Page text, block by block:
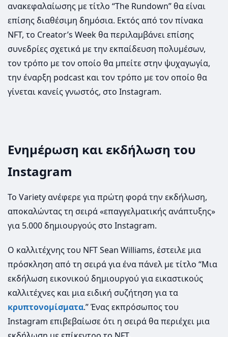
ανακεφαλαίωσης με τίτλο “The Rundown” θα είναι
επίσης διαθέσιμη δημόσια. Εκτός από τον πίνακα
NFT, το Creator’s Week θα περιλαμβάνει επίσης
συνεδρίες σχετικά με την εκπαίδευση πολυμέσων,
τον τρόπο με τον οποίο θα μπείτε στην ψυχαγωγία,
την έναρξη podcast και τον τρόπο με τον οποίο θα
γίνεται κανείς γνωστός, στο Instagram.
Ενημέρωση και εκδήλωση του
Instagram
Το Variety ανέφερε για πρώτη φορά την εκδήλωση,
αποκαλώντας τη σειρά «επαγγελματικής ανάπτυξης»
για 5.000 δημιουργούς στο Instagram.
Ο καλλιτέχνης του NFT Sean Williams, έστειλε μια
πρόσκληση από τη σειρά για ένα πάνελ με τίτλο “Μια
εκδήλωση εικονικού δημιουργού για εικαστικούς
καλλιτέχνες και μια ειδική συζήτηση για τα
κρυπτονομίσματα.” Ένας εκπρόσωπος του
Instagram επιβεβαίωσε ότι η σειρά θα περιέχει μια